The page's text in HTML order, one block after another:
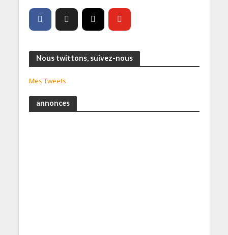
Nous twittons, suivez-nous
Mes Tweets
annonces